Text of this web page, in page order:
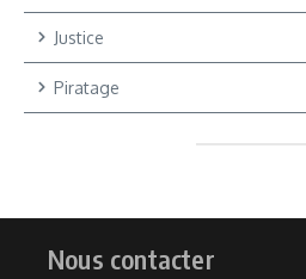
Justice
Piratage
Nous contacter